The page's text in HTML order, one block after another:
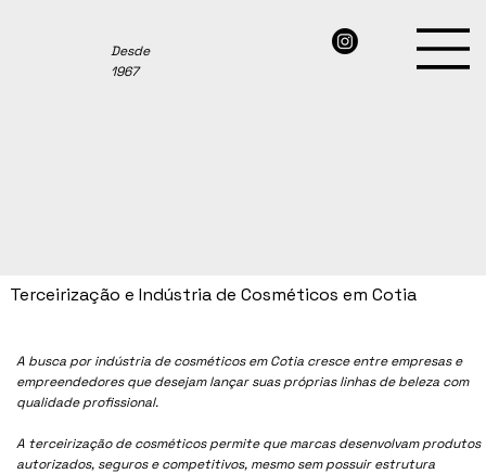
Desde
1967
A busca por indústria de cosméticos emCotia cresce entre empresas e
empreendedores que desejam lançar suas próprias linhas de beleza com
qualidade profissional.
A terceirização de cosméticos permite que marcas desenvolvam produtos
autorizados, seguros e competitivos, mesmo sem possuir estrutura
Terceirização e Indústria de Cosméticos em Cotia